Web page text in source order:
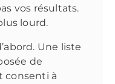
vos résultats.
lourd.
Une liste
de
consenti à